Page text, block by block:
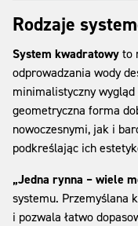
Rodzaje
System kwadratowyto
odprowadzania wody
minimalistyczny
geometryczna forma
nowoczesnymi, jak i
podkreślając ich
„Jedna rynna – wiele
systemu. Przemyślana
i pozwala łatwo